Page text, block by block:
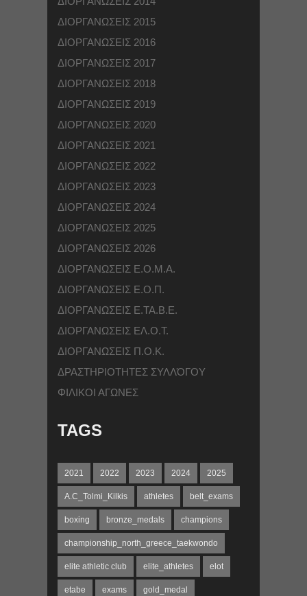
ΔΙΟΡΓΑΝΩΣΕΙΣ 2015
ΔΙΟΡΓΑΝΩΣΕΙΣ 2016
ΔΙΟΡΓΑΝΩΣΕΙΣ 2017
ΔΙΟΡΓΑΝΩΣΕΙΣ 2018
ΔΙΟΡΓΑΝΩΣΕΙΣ 2019
ΔΙΟΡΓΑΝΩΣΕΙΣ 2020
ΔΙΟΡΓΑΝΩΣΕΙΣ 2021
ΔΙΟΡΓΑΝΩΣΕΙΣ 2022
ΔΙΟΡΓΑΝΩΣΕΙΣ 2023
ΔΙΟΡΓΑΝΩΣΕΙΣ 2024
ΔΙΟΡΓΑΝΩΣΕΙΣ 2025
ΔΙΟΡΓΑΝΩΣΕΙΣ 2026
ΔΙΟΡΓΑΝΩΣΕΙΣ Ε.Ο.Μ.Α.
ΔΙΟΡΓΑΝΩΣΕΙΣ Ε.Ο.Π.
ΔΙΟΡΓΑΝΩΣΕΙΣ Ε.ΤΑ.Β.Ε.
ΔΙΟΡΓΑΝΩΣΕΙΣ ΕΛ.Ο.Τ.
ΔΙΟΡΓΑΝΩΣΕΙΣ Π.Ο.Κ.
ΔΡΑΣΤΗΡΙΟΤΗΤΕΣ ΣΥΛΛΌΓΟΥ
ΦΙΛΙΚΟΙ ΑΓΩΝΕΣ
TAGS
2021 2022 2023 2024 2025
A.C_Tolmi_Kilkis athletes belt_exams
boxing bronze_medals champions
championship_north_greece_taekwondo
elite athletic club elite_athletes elot
etabe exams gold_medal